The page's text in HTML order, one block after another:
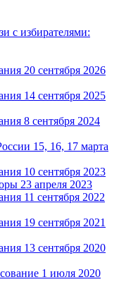
с избирателями:
20 сентября 2026
14 сентября 2025
8 сентября 2024
15, 16, 17 марта
10 сентября 2023
23 апреля 2023
11 сентября 2022
19 сентября 2021
13 сентября 2020
1 июля 2020